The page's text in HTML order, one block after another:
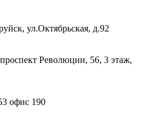
ул.Октябрьская, д.92
Революции, 56, 3 этаж,
офис 190